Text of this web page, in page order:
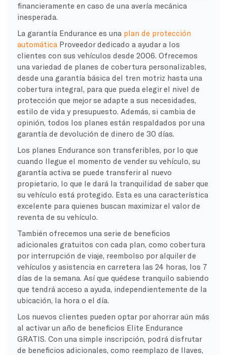
financieramente en caso de una avería mecánica
inesperada.
La garantía Endurance es una plan de protección
automática Proveedor dedicado a ayudar a los
clientes con sus vehículos desde 2006. Ofrecemos
una variedad de planes de cobertura personalizables,
desde una garantía básica del tren motriz hasta una
cobertura integral, para que pueda elegir el nivel de
protección que mejor se adapte a sus necesidades,
estilo de vida y presupuesto. Además, si cambia de
opinión, todos los planes están respaldados por una
garantía de devolución de dinero de 30 días.
Los planes Endurance son transferibles, por lo que
cuando llegue el momento de vender su vehículo, su
garantía activa se puede transferir al nuevo
propietario, lo que le dará la tranquilidad de saber que
su vehículo está protegido. Esta es una característica
excelente para quienes buscan maximizar el valor de
reventa de su vehículo.
También ofrecemos una serie de beneficios
adicionales gratuitos con cada plan, como cobertura
por interrupción de viaje, reembolso por alquiler de
vehículos y asistencia en carretera las 24 horas, los 7
días de la semana. Así que quédese tranquilo sabiendo
que tendrá acceso a ayuda, independientemente de la
ubicación, la hora o el día.
Los nuevos clientes pueden optar por ahorrar aún más
al activar un año de beneficios Elite Endurance
GRATIS. Con una simple inscripción, podrá disfrutar
de beneficios adicionales, como reemplazo de llaves,